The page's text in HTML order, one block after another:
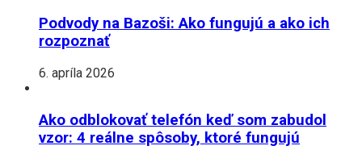
Podvody na Bazoši: Ako fungujú a ako ich
rozpoznať
6. apríla 2026
Ako odblokovať telefón keď som zabudol
vzor: 4 reálne spôsoby, ktoré fungujú